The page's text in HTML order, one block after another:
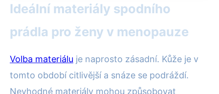
Ideální materiály spodního
prádla pro ženy v menopauze
Volba materiálu je naprosto zásadní. Kůže je v
tomto období citlivější a snáze se podráždí.
Nevhodné materiály mohou způsobovat